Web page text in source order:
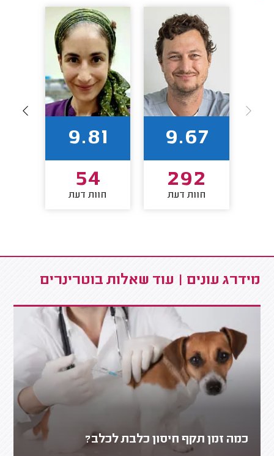
9.67
292
חוות דעת
9.81
54
חוות דעת
מידרג עונים | עוד שאלות בוטרינרים
כמה זמן תקף חיסון כלבת לכלב?